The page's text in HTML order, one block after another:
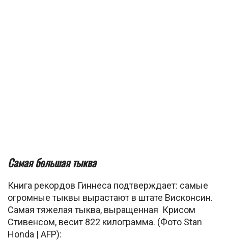
Самая большая тыква
Книга рекордов Гиннеса подтверждает: самые
огромные тыквы вырастают в штате Висконсин.
Самая тяжелая тыква, выращенная Крисом
Стивенсом, весит 822 килограмма. (Фото Stan
Honda | AFP):